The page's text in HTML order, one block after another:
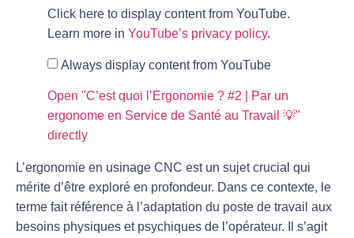
Click here to display content from YouTube.
Learn more in YouTube’s privacy policy.
Always display content from YouTube
Open "C’est quoi l’Ergonomie ? #2 | Par un
ergonome en Service de Santé au Travail 💡"
directly
L’ergonomie en usinage CNC est un sujet crucial qui
mérite d’être exploré en profondeur. Dans ce contexte, le
terme fait référence à l’adaptation du poste de travail aux
besoins physiques et psychiques de l’opérateur. Il s’agit